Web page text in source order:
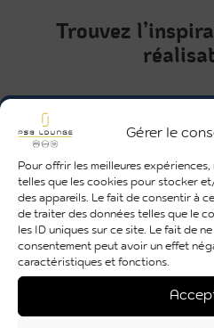
Gérer le
Pour offrir les meilleures
telles que les cookies pour stocker
des appareils. Le fait de consentir à
de traiter des données telles que le
les ID uniques sur ce site. Le fait de
consentement peut avoir un effet
caractéristiques et fonctions.
Trouvez